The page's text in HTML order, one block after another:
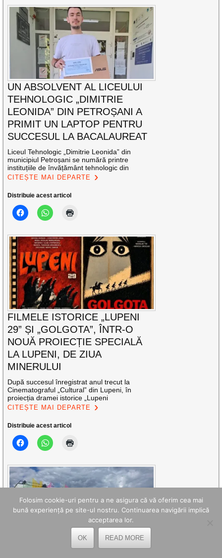
UN ABSOLVENT AL LICEULUI
TEHNOLOGIC „DIMITRIE
LEONIDA” DIN PETROȘANI A
PRIMIT UN LAPTOP PENTRU
SUCCESUL LA BACALAUREAT
Liceul Tehnologic „Dimitrie Leonida” din
municipiul Petroșani se numără printre
instituțiile de învățământ tehnologic din
CITEȘTE MAI DEPARTE
Distribuie acest articol
FILMELE ISTORICE „LUPENI
29” ȘI „GOLGOTA”, ÎNTR-O
NOUĂ PROIECȚIE SPECIALĂ
LA LUPENI, DE ZIUA
MINERULUI
După succesul înregistrat anul trecut la
Cinematograful „Cultural” din Lupeni, în
proiecția dramei istorice „Lupeni
CITEȘTE MAI DEPARTE
Distribuie acest articol
S-A INAUGURAT PRIMA CREȘĂ
Folosim cookie-uri pentru a ne asigura că vă oferim cea mai
bună experiență pe site-ul nostru. Continuarea navigării implică
acceptarea lor.
OK READ MORE